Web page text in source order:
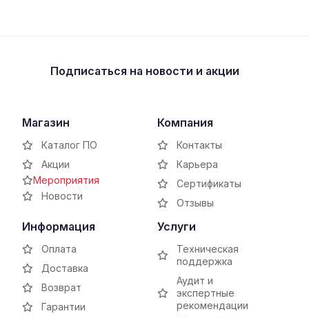
Подписаться на новости и акции
Магазин
Каталог ПО
Акции
Мероприятия
Новости
Компания
Контакты
Карьера
Сертификаты
Отзывы
Информация
Оплата
Доставка
Возврат
Гарантии
Услуги
Техническая
поддержка
Аудит и
экспертные
рекомендации